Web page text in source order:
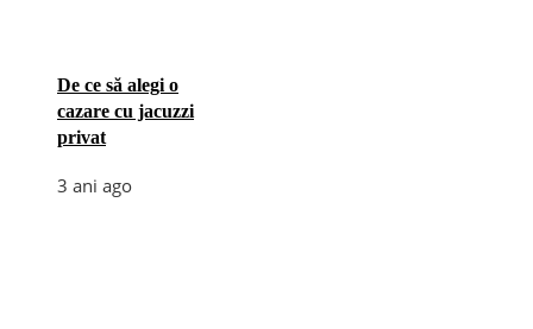
De ce să alegi o
cazare cu jacuzzi
privat
3 ani ago